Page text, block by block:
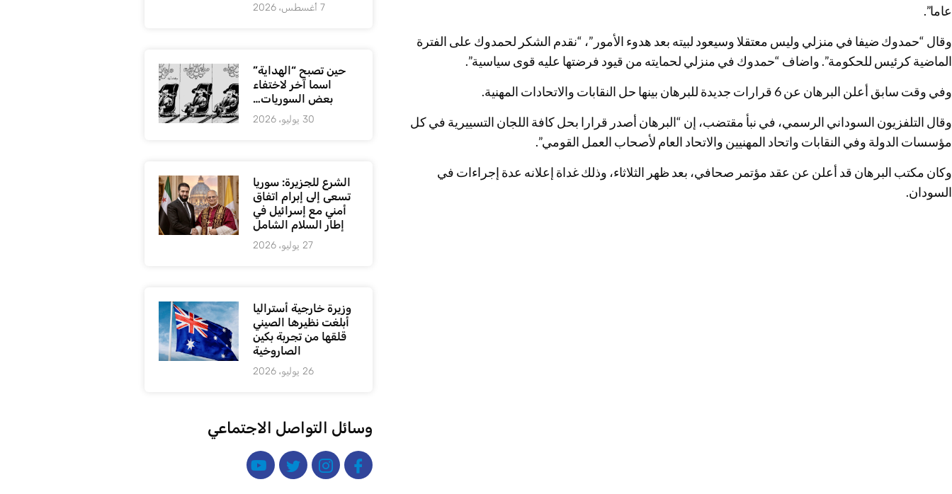
عاما”.
وقال “حمدوك ضيفا في منزلي وليس معتقلا وسيعود لبيته بعد هدوء الأمور”، “نقدم الشكر لحمدوك على الفترة
الماضية كرئيس للحكومة”. واضاف “حمدوك في منزلي لحمايته من قيود فرضتها عليه قوى سياسية”.
وفي وقت سابق أعلن البرهان عن 6 قرارات جديدة للبرهان بينها حل النقابات والاتحادات المهنية.
وقال التلفزيون السوداني الرسمي، في نبأ مقتضب، إن “البرهان أصدر قرارا بحل كافة اللجان التسييرية في كل
مؤسسات الدولة وفي النقابات واتحاد المهنيين والاتحاد العام لأصحاب العمل القومي”.
وكان مكتب البرهان قد أعلن عن عقد مؤتمر صحافي، بعد ظهر الثلاثاء، وذلك غداة إعلانه عدة إجراءات في
السودان.
7 أغسطس، 2026
حين تصبح “الهداية”
اسما آخر لاختفاء
بعض السوريات…
30 يوليو، 2026
الشرع للجزيرة: سوريا
تسعى إلى إبرام اتفاق
أمني مع إسرائيل في
إطار السلام الشامل
27 يوليو، 2026
وزيرة خارجية أستراليا
أبلغت نظيرها الصيني
قلقها من تجربة بكين
الصاروخية
26 يوليو، 2026
وسائل التواصل الاجتماعي